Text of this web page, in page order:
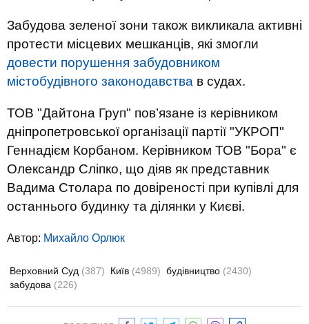
Забудова зеленої зони також викликала активні
протести місцевих мешканців, які змогли
довести порушення забудовником
містобудівного законодавства в судах.
ТОВ "Дайтона Груп" пов’язане із керівником
дніпропетровської організації партії "УКРОП"
Геннадієм Корбаном. Керівником ТОВ "Бора" є
Олександр Сліпко, що діяв як представник
Вадима Столара по довіреності при купівлі для
останнього будинку та ділянки у Києві.
Автор: Михайло Орлюк
Верховний Суд (387) Київ (4989) будівництво (2430)
забудова (226)